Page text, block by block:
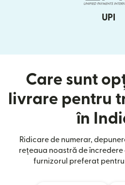
UPI
Care sunt
livrare pentru
în
Ridicare de numerar,
rețeaua noastră de încredere
furnizorul preferat pentru